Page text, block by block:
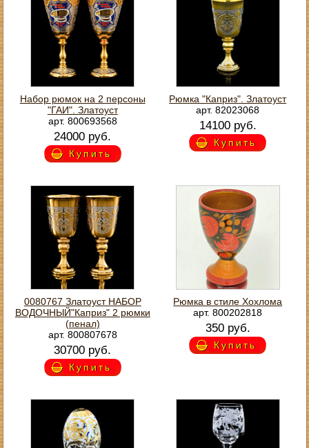
Набор рюмок на 2 персоны
"ГАИ". Златоуст
арт. 800693568
24000 руб.
Купить
Рюмка "Каприз". Златоуст
арт. 82023068
14100 руб.
Купить
0080767 Златоуст НАБОР
ВОДОЧНЫЙ"Каприз" 2 рюмки
(пенал)
арт. 800807678
30700 руб.
Купить
Рюмка в стиле Хохлома
арт. 800202818
350 руб.
Купить